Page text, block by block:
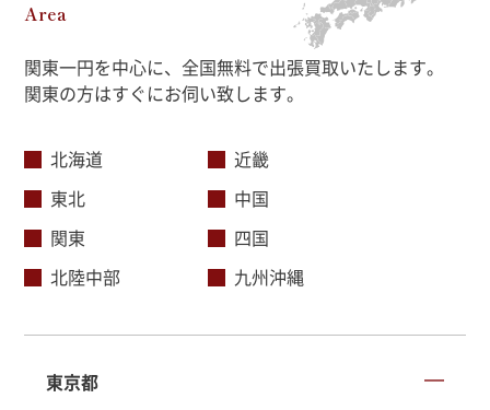
Area
関東一円を中心に、全国無料で出張買取いたします。
関東の方はすぐにお伺い致します。
北海道
東北
関東
北陸中部
近畿
中国
四国
九州沖縄
東京都